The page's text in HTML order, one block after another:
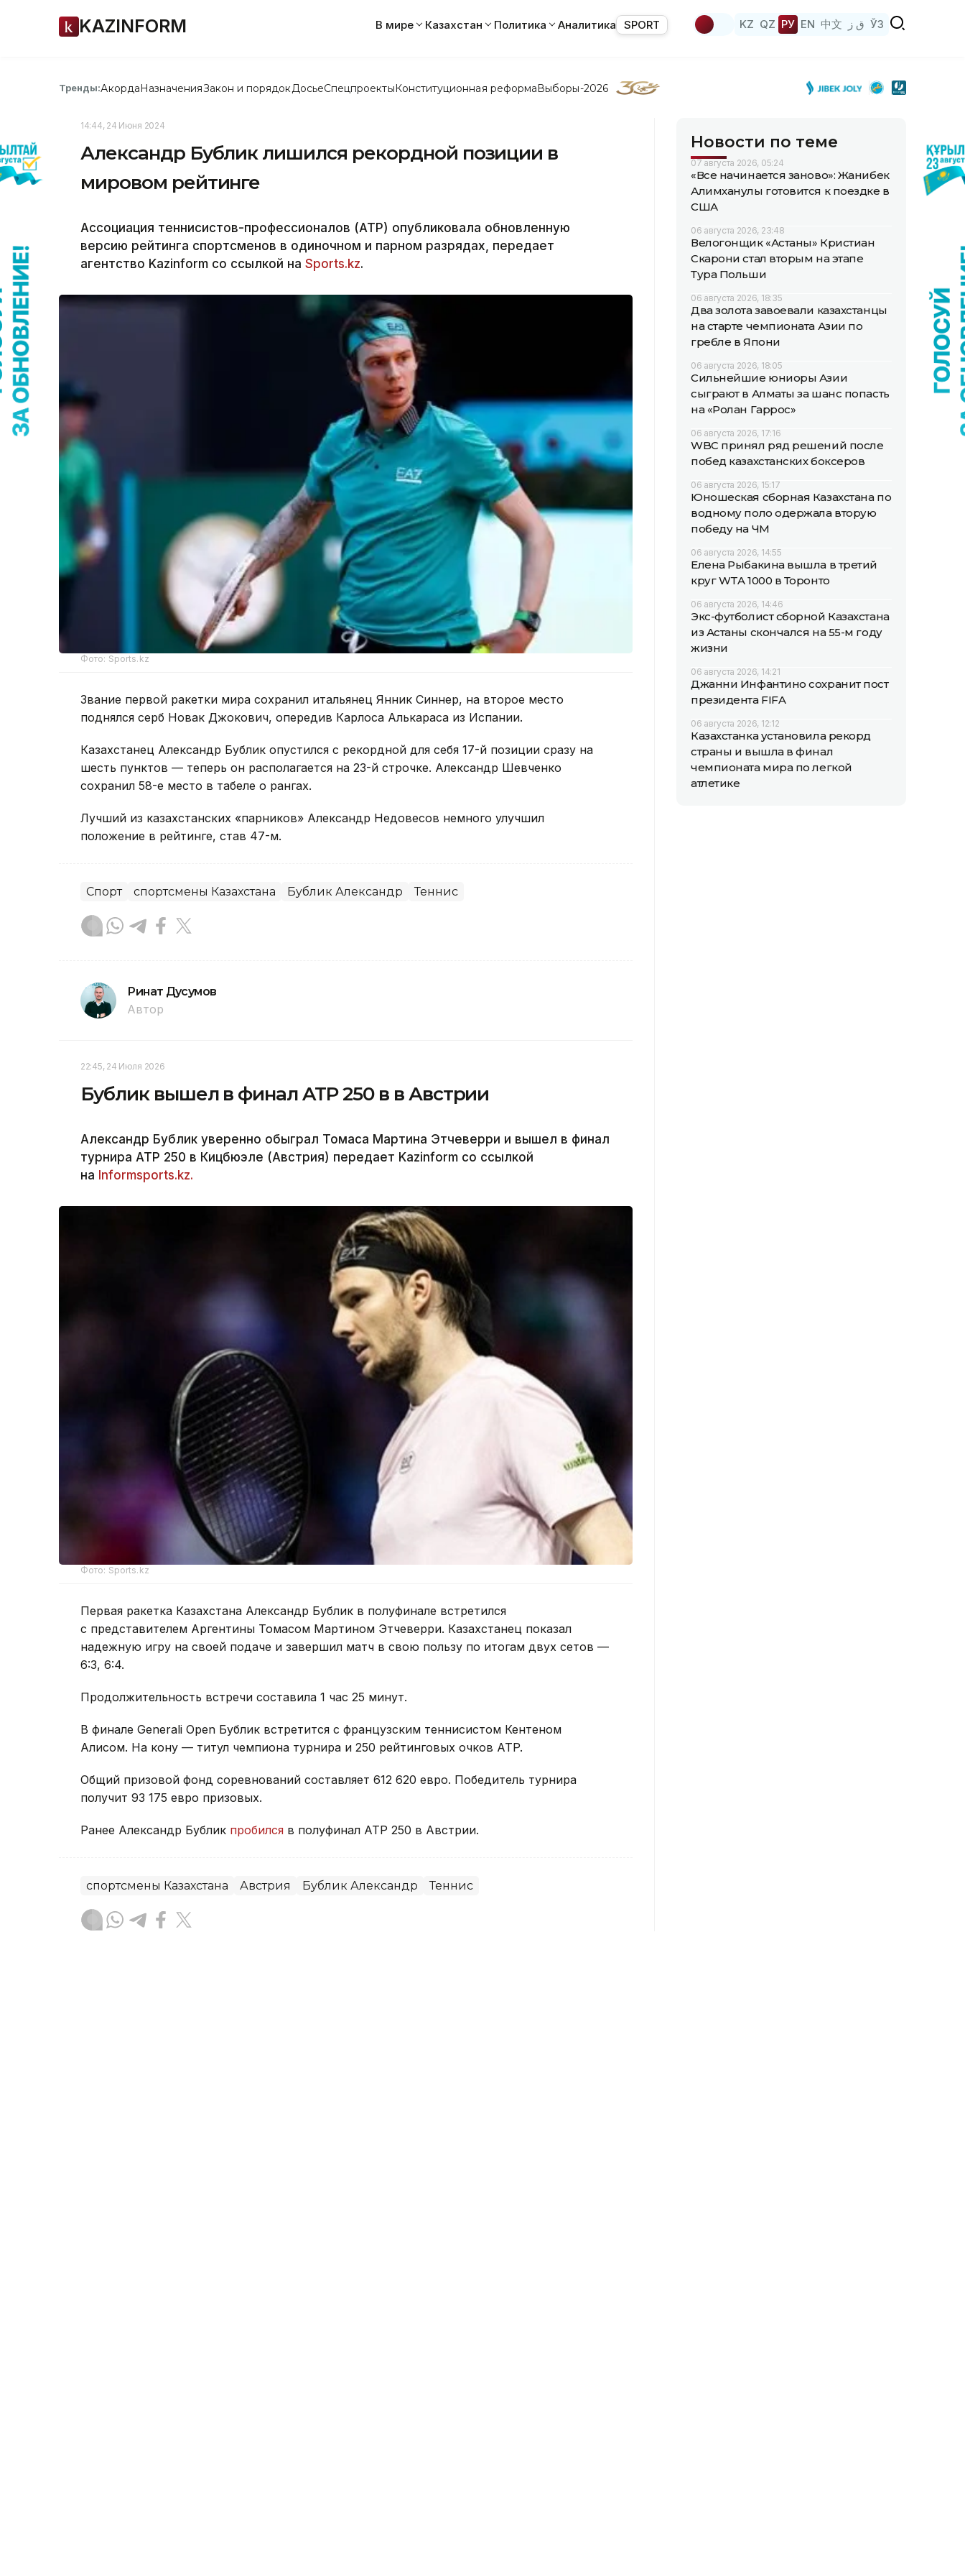
KAZINFORM В мире Казахстан Политика Аналитика SPORT KZ QZ РУ EN 中文 ق ز ЎЗ
Тренды:АкордаНазначенияЗакон и порядок ДосьеСпецпроектыКонституционная реформаВыборы-2026
14:44, 24 Июня 2024
Александр Бублик лишился рекордной позиции в
мировом рейтинге
Ассоциация теннисистов-профессионалов (ATP) опубликовала обновленную
версию рейтинга спортсменов в одиночном и парном разрядах, передает
агентство Kazinform со ссылкой на Sports.kz.
Фото: Sports.kz
Звание первой ракетки мира сохранил итальянец Янник Синнер, на второе место
поднялся серб Новак Джокович, опередив Карлоса Алькараса из Испании.
Казахстанец Александр Бублик опустился с рекордной для себя 17-й позиции сразу на
шесть пунктов — теперь он располагается на 23-й строчке. Александр Шевченко
сохранил 58-е место в табеле о рангах.
Лучший из казахстанских «парников» Александр Недовесов немного улучшил
положение в рейтинге, став 47-м.
Спорт спортсмены Казахстана Бублик Александр Теннис
Ринат Дусумов
Автор
22:45, 24 Июля 2026
Бублик вышел в финал ATP 250 в в Австрии
Александр Бублик уверенно обыграл Томаса Мартина Этчеверри и вышел в финал
турнира ATP 250 в Кицбюэле (Австрия) передает Kazinform со ссылкой
на Informsports.kz.
Фото: Sports.kz
Первая ракетка Казахстана Александр Бублик в полуфинале встретился
с представителем Аргентины Томасом Мартином Этчеверри. Казахстанец показал
надежную игру на своей подаче и завершил матч в свою пользу по итогам двух сетов —
6:3, 6:4.
Продолжительность встречи составила 1 час 25 минут.
В финале Generali Open Бублик встретится с французским теннисистом Кентеном
Алисом. На кону — титул чемпиона турнира и 250 рейтинговых очков ATP.
Общий призовой фонд соревнований составляет 612 620 евро. Победитель турнира
получит 93 175 евро призовых.
Ранее Александр Бублик пробился в полуфинал ATP 250 в Австрии.
спортсмены Казахстана Австрия Бублик Александр Теннис
Новости по теме
07 августа 2026, 05:24
«Все начинается заново»: Жанибек
Алимханулы готовится к поездке в
США
06 августа 2026, 23:48
Велогонщик «Астаны» Кристиан
Скарони стал вторым на этапе
Тура Польши
06 августа 2026, 18:35
Два золота завоевали казахстанцы
на старте чемпионата Азии по
гребле в Япони
06 августа 2026, 18:05
Сильнейшие юниоры Азии
сыграют в Алматы за шанс попасть
на «Ролан Гаррос»
06 августа 2026, 17:16
WBC принял ряд решений после
побед казахстанских боксеров
06 августа 2026, 15:17
Юношеская сборная Казахстана по
водному поло одержала вторую
победу на ЧМ
06 августа 2026, 14:55
Елена Рыбакина вышла в третий
круг WTA 1000 в Торонто
06 августа 2026, 14:46
Экс-футболист сборной Казахстана
из Астаны скончался на 55-м году
жизни
06 августа 2026, 14:21
Джанни Инфантино сохранит пост
президента FIFA
06 августа 2026, 12:12
Казахстанка установила рекорд
страны и вышла в финал
чемпионата мира по легкой
атлетике